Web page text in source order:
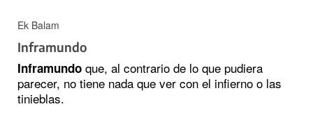
Ek Balam
Inframundo
Inframundo que, al contrario de lo que pudiera
parecer, no tiene nada que ver con el infierno o las
tinieblas.